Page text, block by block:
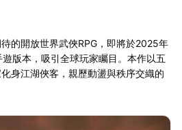
待的開放世界武俠RPG，即將於2025年
版本，吸引全球玩家矚目。本作以五
身江湖俠客，親歷動盪與秩序交織的